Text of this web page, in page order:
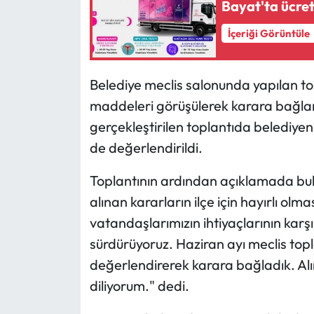
Bayat'ta
İçeriği Görüntüle
Belediye meclis salonunda yapılan
maddeleri görüşülerek karara
gerçekleştirilen toplantıda
de değerlendirildi.
Toplantının ardından açıklamada
alınan kararların ilçe için hayırlı
vatandaşlarımızın ihtiyaçlarının
sürdürüyoruz. Haziran ayı meclis
değerlendirerek karara bağladık.
diliyorum." dedi.
Mecitözü Haberleri
Ortaköy Haberleri
Osmancık Haberleri
Otomotiv
Resmi İlan
Resmi Reklam